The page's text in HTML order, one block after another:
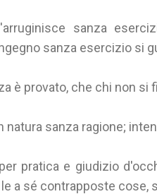
sanza
sanza esercizio si
è provato, che chi non si
sanza ragione;
pratica e giudizio
a sé contrapposte cose,